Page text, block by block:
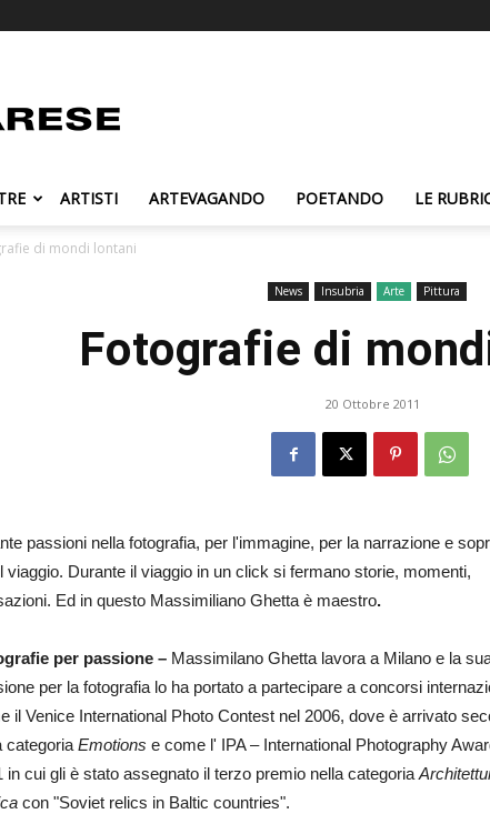
ARTISTI ARTEVAGANDO POETANDO LE
di mondi lontani
News Insubria Arte Pittura
Fotografie di
20 Ottobre 2011
passioni nella fotografia, per l'immagine, per la narrazione e
viaggio. Durante il viaggio in un click si fermano storie, momenti,
Ed in questo Massimiliano Ghetta è maestro.
per passione – Massimilano Ghetta lavora a Milano e la
per la fotografia lo ha portato a partecipare a concorsi
il Venice International Photo Contest nel 2006, dove è arrivato
categoria Emotions e come l' IPA – International Photography
in cui gli è stato assegnato il terzo premio nella categoria
con "Soviet relics in Baltic countries".